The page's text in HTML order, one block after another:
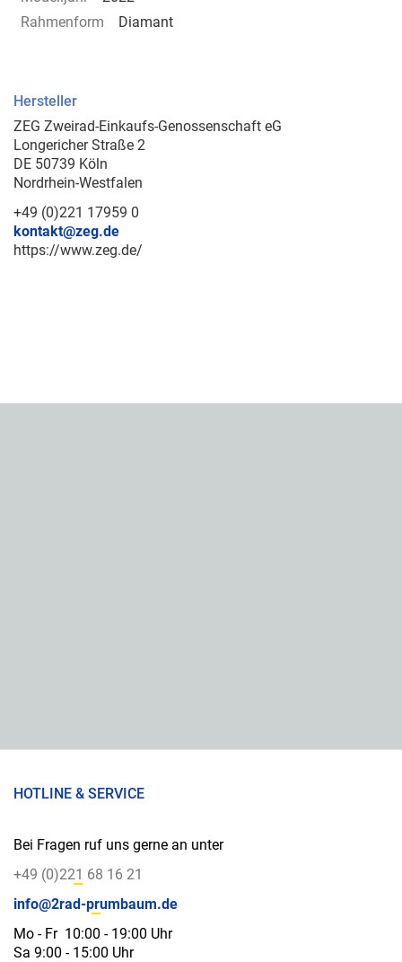
Rahmenform
Diamant
Hersteller
ZEG Zweirad-Einkaufs-Genossenschaft eG
Longericher Straße 2
DE 50739 Köln
Nordrhein-Westfalen
+49 (0)221 17959 0
kontakt@zeg.de
https://www.zeg.de/
HOTLINE & SERVICE
Bei Fragen ruf uns gerne an unter
+49 (0)221 68 16 21
info@2rad-prumbaum.de
Mo - Fr 10:00 - 19:00 Uhr
Sa 9:00 - 15:00 Uhr